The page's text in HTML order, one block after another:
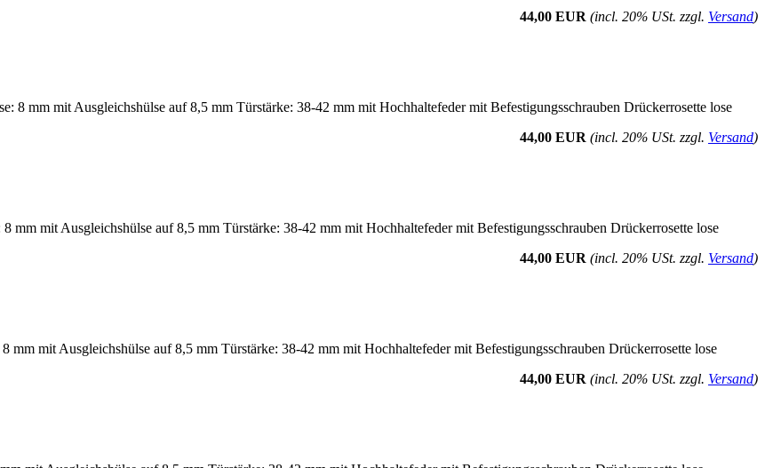
44,00 EUR (incl. 20% USt. zzgl. Versand)
mm mit Ausgleichshülse auf 8,5 mm Türstärke: 38-42 mm mit Hochhaltefeder mit Befestigungsschrauben Drückerrosette lose
44,00 EUR (incl. 20% USt. zzgl. Versand)
mm mit Ausgleichshülse auf 8,5 mm Türstärke: 38-42 mm mit Hochhaltefeder mit Befestigungsschrauben Drückerrosette lose
44,00 EUR (incl. 20% USt. zzgl. Versand)
mit Ausgleichshülse auf 8,5 mm Türstärke: 38-42 mm mit Hochhaltefeder mit Befestigungsschrauben Drückerrosette lose
44,00 EUR (incl. 20% USt. zzgl. Versand)